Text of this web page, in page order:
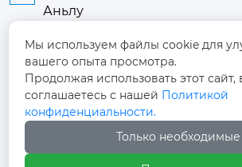
Аньлу
 2673889948@qq.com
 +86-13705274289
+86-19084124289
Мы используем файлы cookie для
вашего опыта просмотра.
Продолжая использовать этот сайт,
соглашаетесь с нашей Политикой
конфиденциальности.
Только необходимые